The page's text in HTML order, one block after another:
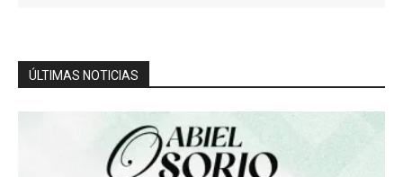
ÚLTIMAS NOTICIAS